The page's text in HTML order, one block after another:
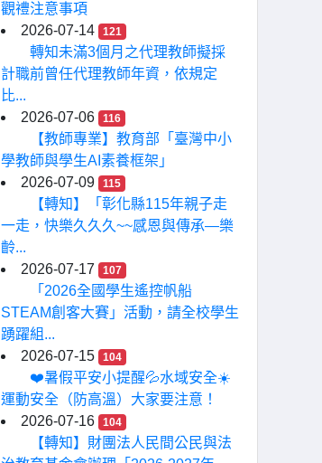
觀禮注意事項
2026-07-14
121
轉知未滿3個月之代理教師擬採
計職前曾任代理教師年資，依規定
比...
2026-07-06
116
【教師專業】教育部「臺灣中小
學教師與學生AI素養框架」
2026-07-09
115
【轉知】「彰化縣115年親子走
一走，快樂久久久~~感恩與傳承—樂
齡...
2026-07-17
107
「2026全國學生遙控帆船
STEAM創客大賽」活動，請全校學生
踴躍組...
2026-07-15
104
❤️暑假平安小提醒💦水域安全☀️
運動安全（防高溫）大家要注意！
2026-07-16
104
【轉知】財團法人民間公民與法